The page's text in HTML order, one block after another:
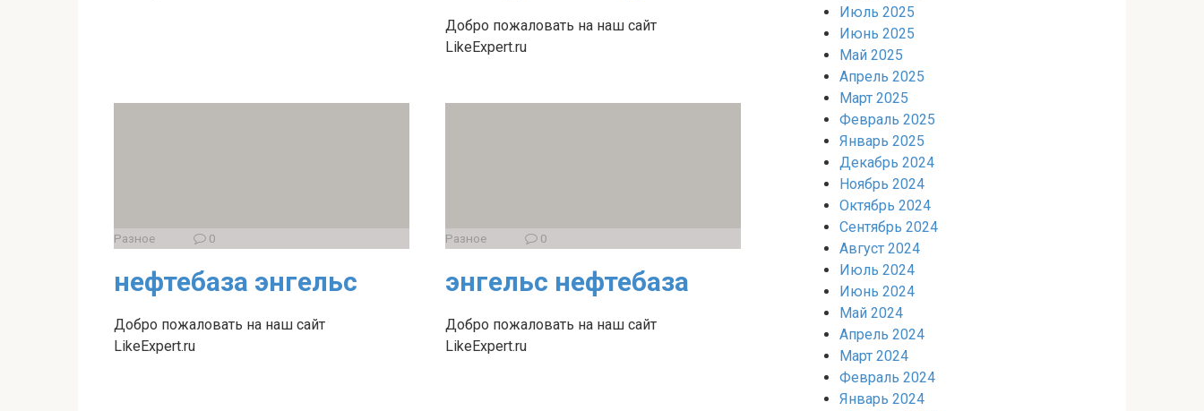
Добро пожаловать на наш сайт
LikeExpert.ru
Разное 0
нефтебаза энгельс
Добро пожаловать на наш сайт
LikeExpert.ru
Разное 0
энгельс нефтебаза
Добро пожаловать на наш сайт
LikeExpert.ru
Июль 2025
Июнь 2025
Май 2025
Апрель 2025
Март 2025
Февраль 2025
Январь 2025
Декабрь 2024
Ноябрь 2024
Октябрь 2024
Сентябрь 2024
Август 2024
Июль 2024
Июнь 2024
Май 2024
Апрель 2024
Март 2024
Февраль 2024
Январь 2024